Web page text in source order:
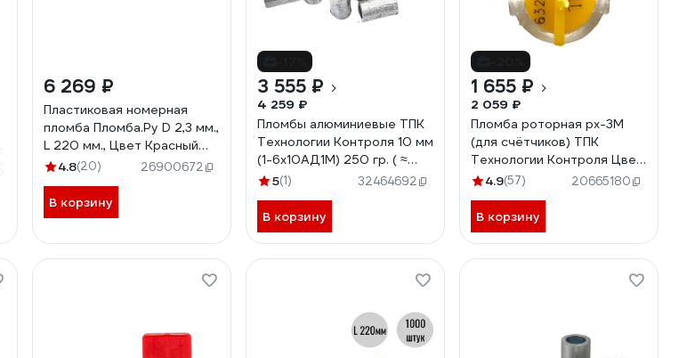
6 269 ₽
Пластиковая номерная
пломба Пломба.Ру D 2,3 мм.,
L 220 мм., Цвет Красный
1000 шт. КПП-3-1602СТ
4.8(20) 26900672
В корзину
3 555 ₽
4 259 ₽
Пломбы алюминиевые ТПК
Технологии Контроля 10 мм
(1-6x10АД1М) 250 гр. ( ≈
600 шт.) 24264
5(1) 32464692
В корзину
1 655 ₽
2 059 ₽
Пломба роторная рх-3М
(для счётчиков) ТПК
Технологии Контроля Цвет:
желтый 24137
4.9(57) 20665180
В корзину